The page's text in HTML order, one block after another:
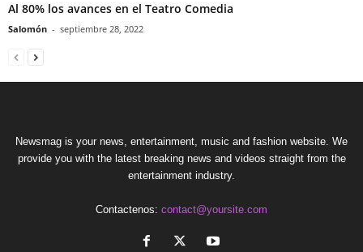
Al 80% los avances en el Teatro Comedia
Salomón - septiembre 28, 2022
Newsmag is your news, entertainment, music and fashion website. We
provide you with the latest breaking news and videos straight from the
entertainment industry.
Contactenos: contact@yoursite.com